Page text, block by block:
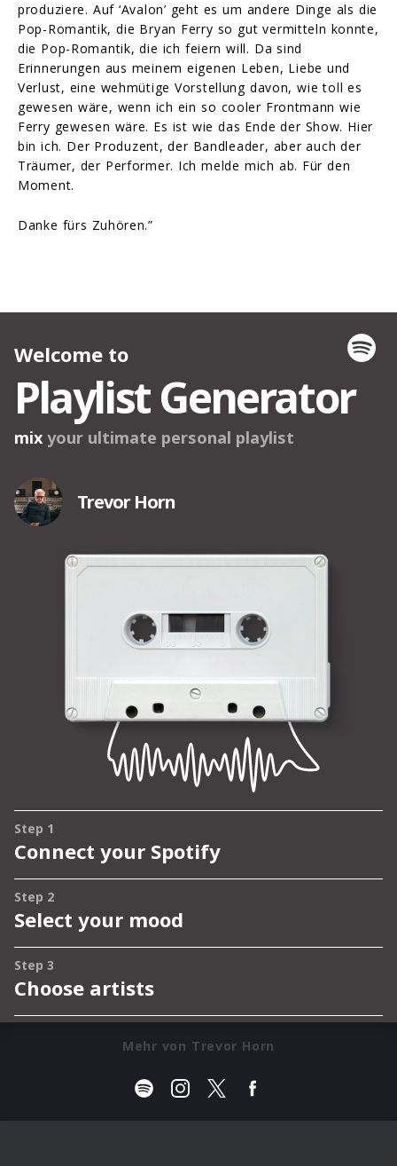
produziere. Auf ‘Avalon’ geht es um andere Dinge als die
Pop-Romantik, die Bryan Ferry so gut vermitteln konnte,
die Pop-Romantik, die ich feiern will. Da sind
Erinnerungen aus meinem eigenen Leben, Liebe und
Verlust, eine wehmütige Vorstellung davon, wie toll es
gewesen wäre, wenn ich ein so cooler Frontmann wie
Ferry gewesen wäre. Es ist wie das Ende der Show. Hier
bin ich. Der Produzent, der Bandleader, aber auch der
Träumer, der Performer. Ich melde mich ab. Für den
Moment.
Danke fürs Zuhören.”
Mehr von Trevor Horn